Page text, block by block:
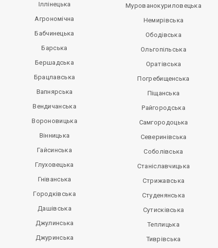
Іллінецька
Агрономічна
Бабчинецька
Барська
Бершадська
Брацлавська
Вапнярська
Вендичанська
Вороновицька
Вінницька
Гайсинська
Глуховецька
Гніванська
Городківська
Дашівська
Джулинська
Джуринська
Мурованокуриловецька
Немирівська
Ободівська
Ольгопільська
Оратівська
Погребищенська
Піщанська
Райгородська
Самгородоцька
Северинівська
Соболівська
Станіславчицька
Стрижавська
Студенянська
Сутисківська
Теплицька
Тиврівська